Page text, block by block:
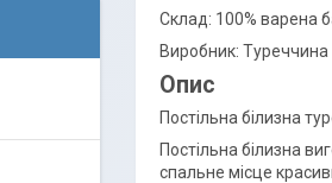
Склад: 100% варена
Виробник: Туреччина
Опис
Постільна білизна
Постільна білизна
спальне місце